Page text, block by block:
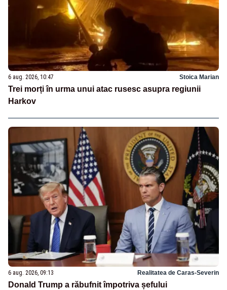
6 aug. 2026, 10:47 Stoica Marian
Trei morți în urma unui atac rusesc asupra regiunii
Harkov
6 aug. 2026, 09:13 Realitatea de Caras-Severin
Donald Trump a răbufnit împotriva șefului